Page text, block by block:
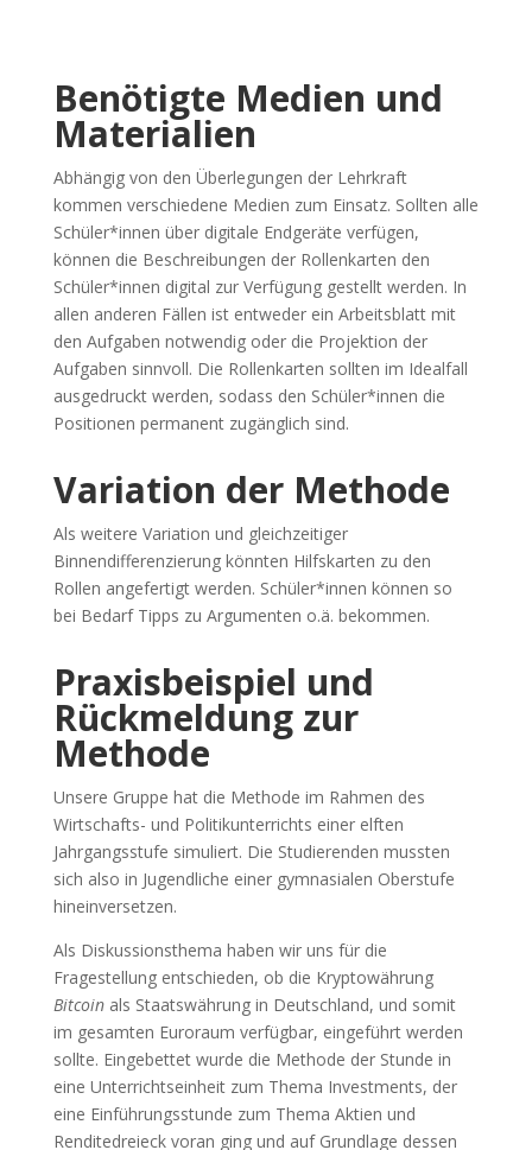
Benötigte Medien und
Materialien
Abhängig von den Überlegungen der Lehrkraft
kommen verschiedene Medien zum Einsatz. Sollten alle
Schüler*innen über digitale Endgeräte verfügen,
können die Beschreibungen der Rollenkarten den
Schüler*innen digital zur Verfügung gestellt werden. In
allen anderen Fällen ist entweder ein Arbeitsblatt mit
den Aufgaben notwendig oder die Projektion der
Aufgaben sinnvoll. Die Rollenkarten sollten im Idealfall
ausgedruckt werden, sodass den Schüler*innen die
Positionen permanent zugänglich sind.
Variation der Methode
Als weitere Variation und gleichzeitiger
Binnendifferenzierung könnten Hilfskarten zu den
Rollen angefertigt werden. Schüler*innen können so
bei Bedarf Tipps zu Argumenten o.ä. bekommen.
Praxisbeispiel und
Rückmeldung zur
Methode
Unsere Gruppe hat die Methode im Rahmen des
Wirtschafts- und Politikunterrichts einer elften
Jahrgangsstufe simuliert. Die Studierenden mussten
sich also in Jugendliche einer gymnasialen Oberstufe
hineinversetzen.
Als Diskussionsthema haben wir uns für die
Fragestellung entschieden, ob die Kryptowährung
Bitcoinals Staatswährung in Deutschland, und somit
im gesamten Euroraum verfügbar, eingeführt werden
sollte. Eingebettet wurde die Methode der Stunde in
eine Unterrichtseinheit zum Thema Investments, der
eine Einführungsstunde zum Thema Aktien und
Renditedreieck voran ging und auf Grundlage dessen